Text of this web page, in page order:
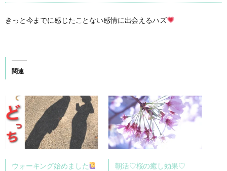
きっと今までに感じたことない感情に出会えるハズ
関連
ウォーキング始めました
朝活♡桜の癒し効果♡